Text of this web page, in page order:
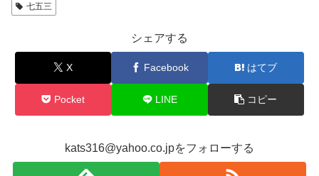
七五三
シェアする
X Facebook はてブ
Pocket LINE コピー
kats316@yahoo.co.jpをフォローする